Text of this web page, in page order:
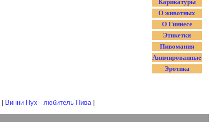
Карикатуры
О животных
О Гиннесе
Этикетки
Пивомания
Анимированные
Эротика
Винни Пух - любитель Пива